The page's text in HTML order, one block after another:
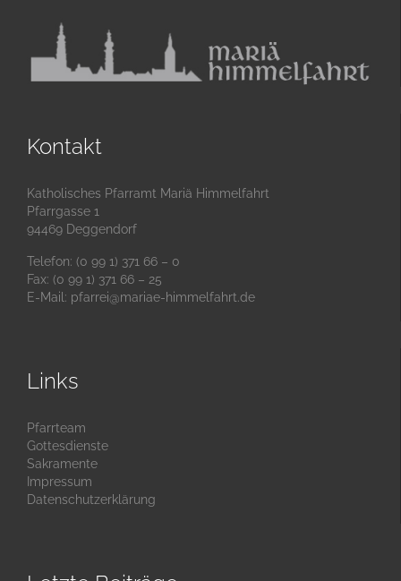
Kontakt
Katholisches Pfarramt Mariä Himmelfahrt
Pfarrgasse 1
94469 Deggendorf
Telefon: (0 99 1) 371 66 – 0
Fax: (0 99 1) 371 66 – 25
E-Mail: pfarrei@mariae-himmelfahrt.de
Links
Pfarrteam
Gottesdienste
Sakramente
Impressum
Datenschutzerklärung